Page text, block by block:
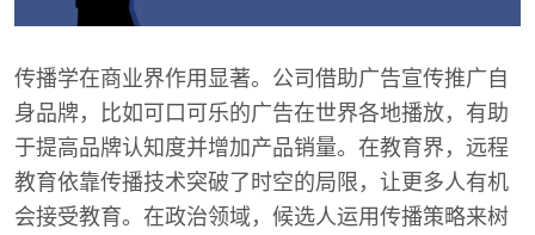
传播学在商业界作用显著。公司借助广告宣传推广自
身品牌，比如可口可乐的广告在世界各地播放，有助
于提高品牌认知度并增加产品销量。在教育界，远程
教育依靠传播技术突破了时空的局限，让更多人有机
会接受教育。在政治领域，候选人运用传播策略来树